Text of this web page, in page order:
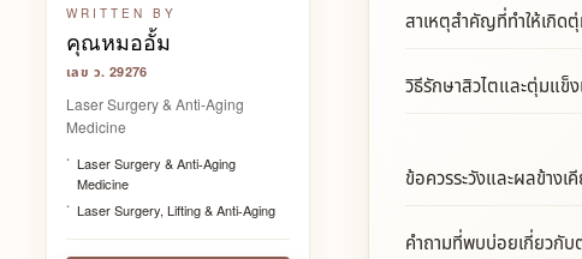
WRITTEN BY
คุณหมออั้ม
เลข ว. 29276
Laser Surgery & Anti-Aging
Medicine
Laser Surgery & Anti-Aging
Medicine
Laser Surgery, Lifting & Anti-Aging
สาเหตุสำคัญที่ทำให้เกิด
วิธีรักษาสิวไตและตุ่มแข็
ข้อควรระวังและผลข้าง
คำถามที่พบบ่อยเกี่ยวกั